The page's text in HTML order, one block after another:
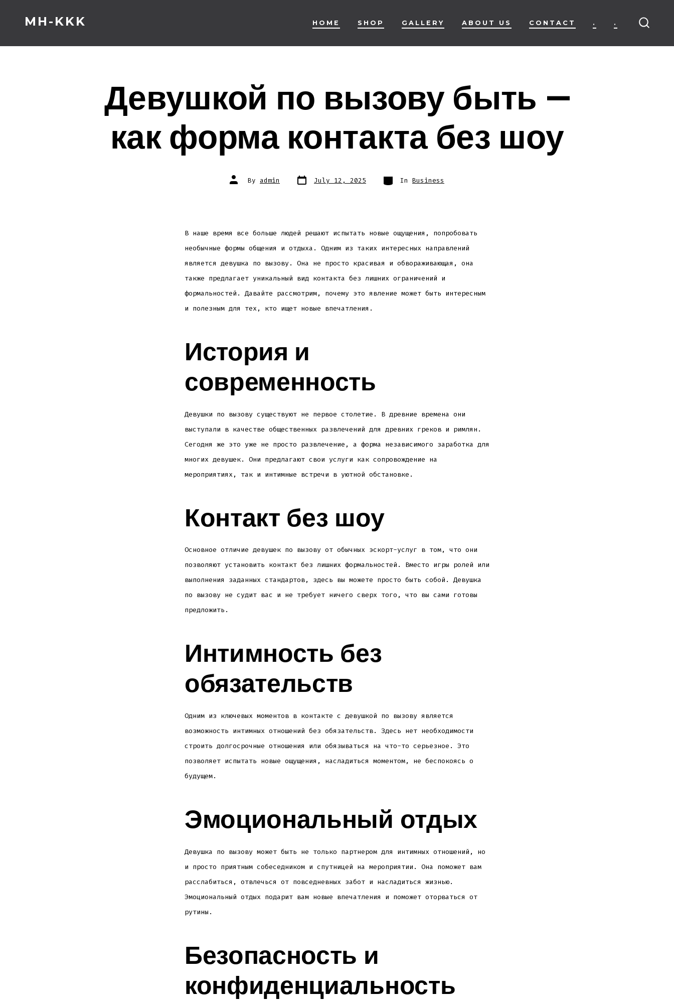
MH-KKK HOME SHOP GALLERY ABOUT US CONTACT . .
Девушкой по вызову быть —
как форма контакта без шоу
Post
author
By admin Post
date July 12, 2025 Categories
In Business
В наше время все больше людей решают испытать новые ощущения, попробовать
необычные формы общения и отдыха. Одним из таких интересных направлений
является девушка по вызову. Она не просто красивая и обвораживающая, она
также предлагает уникальный вид контакта без лишних ограничений и
формальностей. Давайте рассмотрим, почему это явление может быть интересным
и полезным для тех, кто ищет новые впечатления.
История и
современность
Девушки по вызову существуют не первое столетие. В древние времена они
выступали в качестве общественных развлечений для древних греков и римлян.
Сегодня же это уже не просто развлечение, а форма независимого заработка для
многих девушек. Они предлагают свои услуги как сопровождение на
мероприятиях, так и интимные встречи в уютной обстановке.
Контакт без шоу
Основное отличие девушек по вызову от обычных эскорт-услуг в том, что они
позволяют установить контакт без лишних формальностей. Вместо игры ролей или
выполнения заданных стандартов, здесь вы можете просто быть собой. Девушка
по вызову не судит вас и не требует ничего сверх того, что вы сами готовы
предложить.
Интимность без
обязательств
Одним из ключевых моментов в контакте с девушкой по вызову является
возможность интимных отношений без обязательств. Здесь нет необходимости
строить долгосрочные отношения или обязываться на что-то серьезное. Это
позволяет испытать новые ощущения, насладиться моментом, не беспокоясь о
будущем.
Эмоциональный отдых
Девушка по вызову может быть не только партнером для интимных отношений, но
и просто приятным собеседником и спутницей на мероприятии. Она поможет вам
расслабиться, отвлечься от повседневных забот и насладиться жизнью.
Эмоциональный отдых подарит вам новые впечатления и поможет оторваться от
рутины.
Безопасность и
конфиденциальность